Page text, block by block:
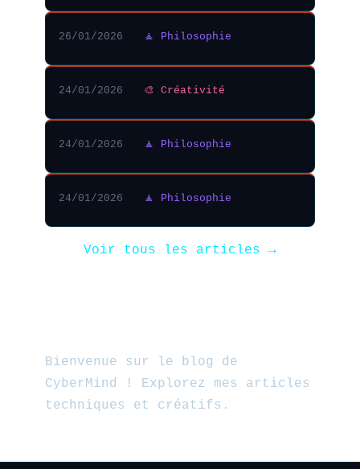
26/01/2026 🧘 Philosophie
24/01/2026 🎨 Créativité
24/01/2026 🧘 Philosophie
24/01/2026 🧘 Philosophie
Voir tous les articles →
Bienvenue sur le blog de
CyberMind ! Explorez mes articles
techniques et créatifs.